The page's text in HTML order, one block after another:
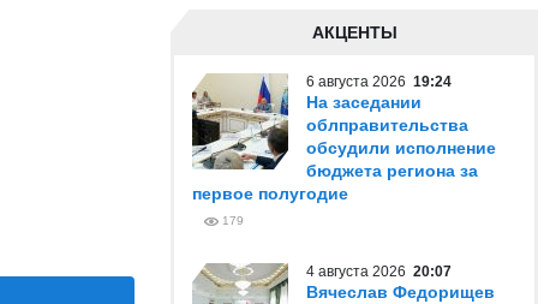
АКЦЕНТЫ
6 августа 2026 19:24
На заседании
облправительства
обсудили исполнение
бюджета региона за
первое полугодие
179
4 августа 2026 20:07
Вячеслав Федорищев